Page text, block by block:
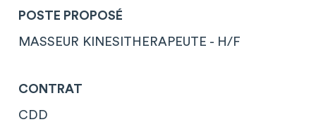
POSTE PROPOSÉ
MASSEUR KINESITHERAPEUTE - H/F
CONTRAT
CDD